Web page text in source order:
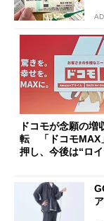
ドコモが念願の増
転 「ドコモMAX
押し、今後は“ロ